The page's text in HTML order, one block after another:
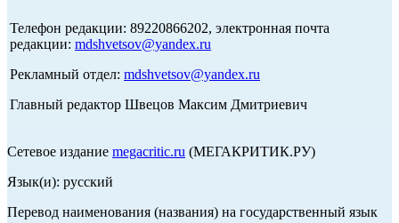
Телефон редакции: 89220866202, электронная почта
редакции: mdshvetsov@yandex.ru
Рекламный отдел: mdshvetsov@yandex.ru
Главный редактор Швецов Максим Дмитриевич
Сетевое издание megacritic.ru (МЕГАКРИТИК.РУ)
Язык(и): русский
Перевод наименования (названия) на государственный язык